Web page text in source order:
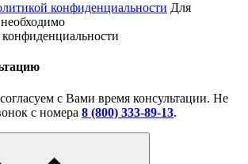
конфиденциальности Для
с Вами время консультации. Не
с номера 8 (800) 333-89-13.